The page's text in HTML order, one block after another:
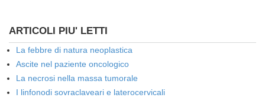
ARTICOLI PIU' LETTI
La febbre di natura neoplastica
Ascite nel paziente oncologico
La necrosi nella massa tumorale
I linfonodi sovraclaveari e laterocervicali